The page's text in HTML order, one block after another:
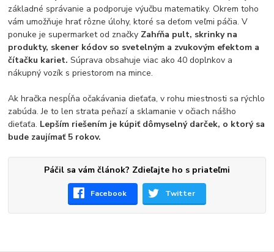
základné správanie a podporuje výučbu matematiky. Okrem toho
vám umožňuje hrať rôzne úlohy, ktoré sa deťom veľmi páčia. V
ponuke je supermarket od značky Zahŕňa pult, skrinky na
produkty, skener kódov so svetelným a zvukovým efektom a
čítačku kariet.Súprava obsahuje viac ako 40 doplnkov a
nákupný vozík s priestorom na mince.
Ak hračka nespĺňa očakávania dieťaťa, v rohu miestnosti sa rýchlo
zabúda. Je to len strata peňazí a sklamanie v očiach nášho
dieťaťa. Lepším riešením je kúpiť dômyselný darček, o ktorý sa
bude zaujímať 5 rokov.
Páčil sa vám článok? Zdieľajte ho s priateľmi
Facebook Twitter